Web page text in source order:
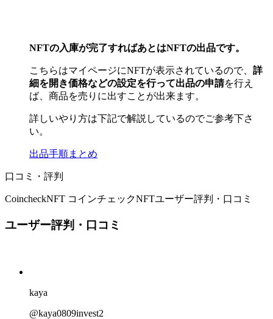
NFTの入庫が完了すればあとはNFTの出品です。
こちらはマイページにNFTが表示されているので、 詳
細を開き価格などの設定を行って出品の申請を行え
ば、商品を売りに出すことが出来ます。
詳しいやり方は下記で解説しているのでご参考下さ
い。
出品手順まとめ
口コミ・評判
CoincheckNFT コインチェックNFTユーザー評判・口コミ
ユーザー評判・口コミ
kaya
@kaya0809invest2